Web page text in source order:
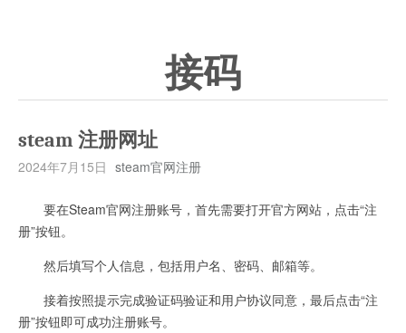
接码
steam 注册网址
2024年7月15日 steam官网注册
要在Steam官网注册账号，首先需要打开官方网站，点击“注
册”按钮。
然后填写个人信息，包括用户名、密码、邮箱等。
接着按照提示完成验证码验证和用户协议同意，最后点击“注
册”按钮即可成功注册账号。